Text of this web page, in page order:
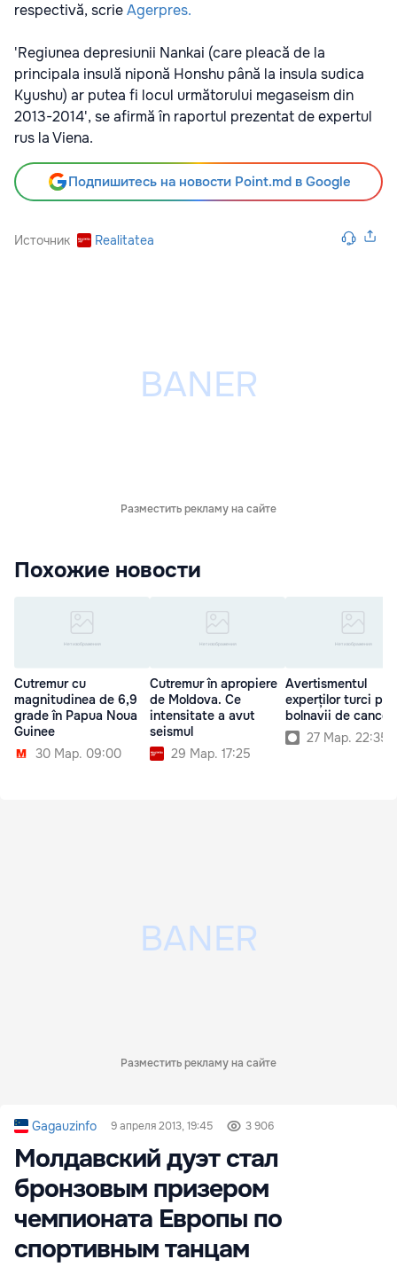
respectivă, scrieAgerpres.
'Regiunea depresiunii Nankai (care pleacă de la
principala insulă niponă Honshu până la insula sudica
Kyushu) ar putea fi locul următorului megaseism din
2013-2014', se afirmă în raportul prezentat de expertul
rus la Viena.
Подпишитесь на новости Point.md в Google
Источник Realitatea
Разместить рекламу на сайте
Похожие новости
Cutremur cu
magnitudinea de 6,9
grade în Papua Noua
Guinee
30 Мар. 09:00
Cutremur în apropiere
de Moldova. Ce
intensitate a avut
seismul
29 Мар. 17:25
Avertismentul
experților turci
bolnavii de cancer
27 Мар. 22:35
Разместить рекламу на сайте
Gagauzinfo 9 апреля 2013, 19:45 3 906
Молдавский дуэт стал
бронзовым призером
чемпионата Европы по
спортивным танцам